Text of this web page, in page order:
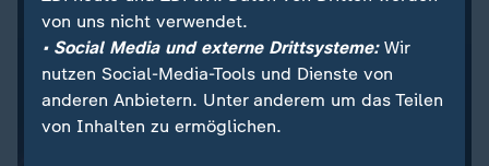
von uns nicht verwendet.
• Social Media und externe Drittsysteme:Wir
nutzen Social-Media-Tools und Dienste von
anderen Anbietern. Unter anderem um das Teilen
von Inhalten zu ermöglichen.